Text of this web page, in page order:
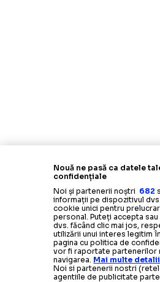
Nouă ne pasă ca datele
confidențiale
Noi și partenerii noștri 682
informații pe dispozitivul
cookie unici pentru
personal. Puteți accepta
dvs. făcând clic mai jos,
utilizării unui interes legitim
pagina cu politica de
vor fi raportate partenerilor
navigarea. Mai multe detalii
Noi si partenerii nostri
agentiile de publicitate